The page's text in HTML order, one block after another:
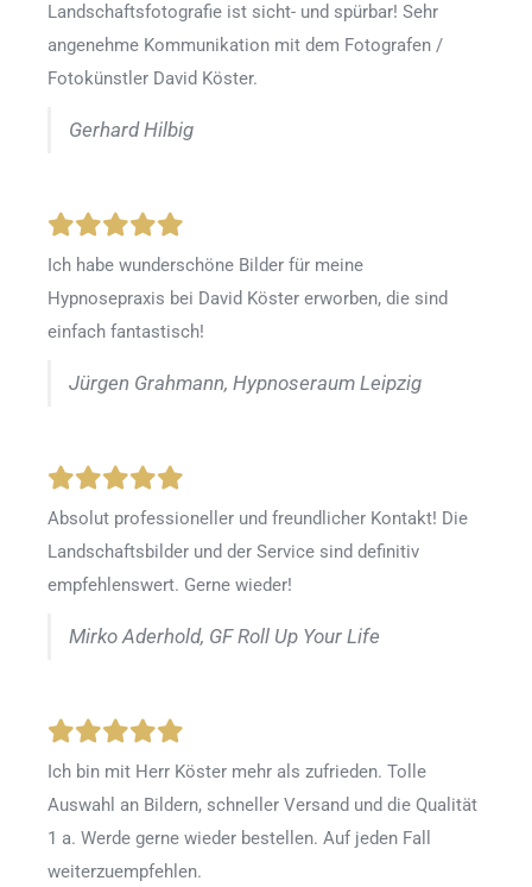
Landschaftsfotografie ist sicht- und spürbar! Sehr
angenehme Kommunikation mit dem Fotografen /
Fotokünstler David Köster.
Gerhard Hilbig
Ich habe wunderschöne Bilder für meine
Hypnosepraxis bei David Köster erworben, die sind
einfach fantastisch!
Jürgen Grahmann, Hypnoseraum Leipzig
Absolut professioneller und freundlicher Kontakt! Die
Landschaftsbilder und der Service sind definitiv
empfehlenswert. Gerne wieder!
Mirko Aderhold, GF Roll Up Your Life
Ich bin mit Herr Köster mehr als zufrieden. Tolle
Auswahl an Bildern, schneller Versand und die Qualität
1 a. Werde gerne wieder bestellen. Auf jeden Fall
weiterzuempfehlen.